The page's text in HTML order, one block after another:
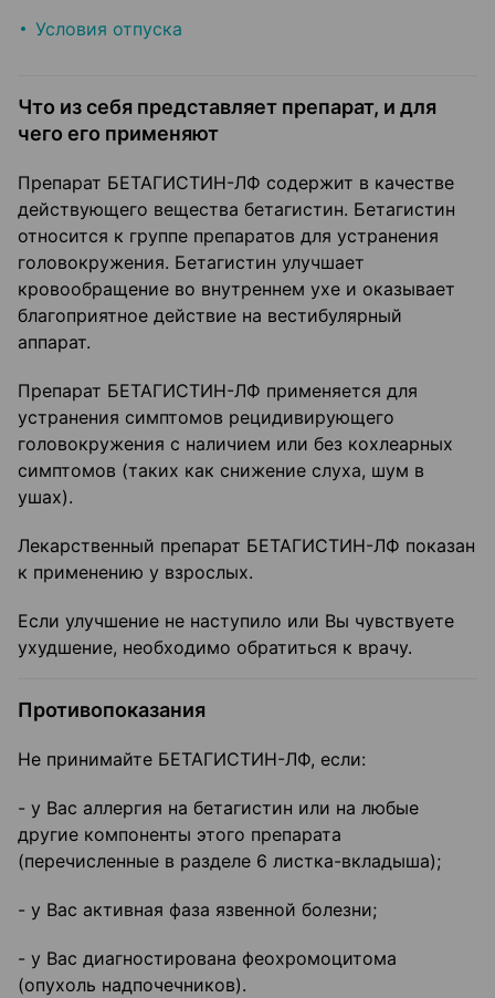
Условия отпуска
Что из себя представляет препарат, и для
чего его применяют
Препарат БЕТАГИСТИН-ЛФ содержит в качестве
действующего вещества бетагистин. Бетагистин
относится к группе препаратов для устранения
головокружения. Бетагистин улучшает
кровообращение во внутреннем ухе и оказывает
благоприятное действие на вестибулярный
аппарат.
Препарат БЕТАГИСТИН-ЛФ применяется для
устранения симптомов рецидивирующего
головокружения с наличием или без кохлеарных
симптомов (таких как снижение слуха, шум в
ушах).
Лекарственный препарат БЕТАГИСТИН-ЛФ показан
к применению у взрослых.
Если улучшение не наступило или Вы чувствуете
ухудшение, необходимо обратиться к врачу.
Противопоказания
Не принимайте БЕТАГИСТИН-ЛФ, если:
- у Вас аллергия на бетагистин или на любые
другие компоненты этого препарата
(перечисленные в разделе 6 листка-вкладыша);
- у Вас активная фаза язвенной болезни;
- у Вас диагностирована феохромоцитома
(опухоль надпочечников).